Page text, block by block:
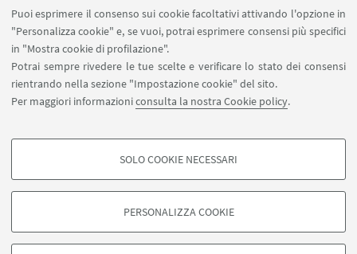
Puoi esprimere il consenso sui cookie facoltativi attivando l'opzione in
"Personalizza cookie" e, se vuoi, potrai esprimere consensi più specifici
in "Mostra cookie di profilazione".
Potrai sempre rivedere le tue scelte e verificare lo stato dei consensi
rientrando nella sezione "Impostazione cookie" del sito.
Per maggiori informazioniconsulta la nostra Cookie policy.
COOKIE DI PROFILAZIONE - FACOLTATIVI
degli utenti, creare profili in base al loro comportamento sul sito, per analisi
di marketing.
SOLO COOKIE NECESSARI
PERSONALIZZA COOKIE
I programmi e le iniziative da sviluppare.
Vai alla pagina
Seguici su: